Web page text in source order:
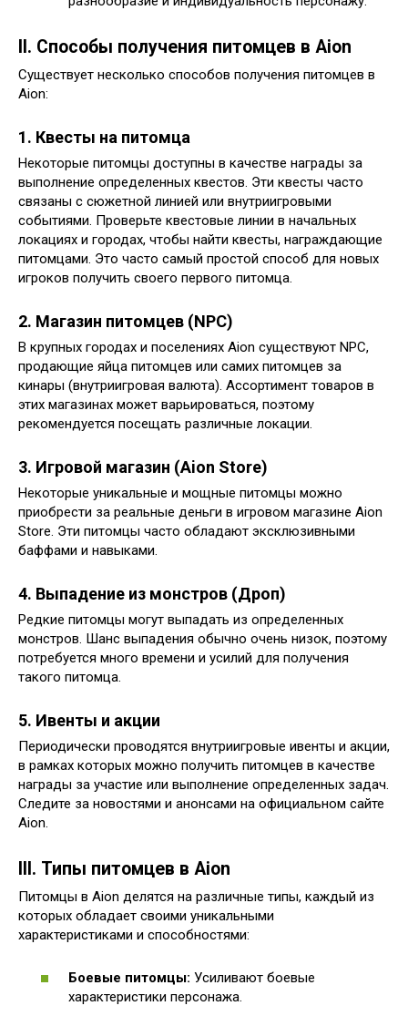
II. Способы получения питомцев в Aion
Существует несколько способов получения питомцев в
Aion:
1. Квесты на питомца
Некоторые питомцы доступны в качестве награды за
выполнение определенных квестов. Эти квесты часто
связаны с сюжетной линией или внутриигровыми
событиями. Проверьте квестовые линии в начальных
локациях и городах, чтобы найти квесты, награждающие
питомцами. Это часто самый простой способ для новых
игроков получить своего первого питомца.
2. Магазин питомцев (NPC)
В крупных городах и поселениях Aion существуют NPC,
продающие яйца питомцев или самих питомцев за
кинары (внутриигровая валюта). Ассортимент товаров в
этих магазинах может варьироваться, поэтому
рекомендуется посещать различные локации.
3. Игровой магазин (Aion Store)
Некоторые уникальные и мощные питомцы можно
приобрести за реальные деньги в игровом магазине Aion
Store. Эти питомцы часто обладают эксклюзивными
баффами и навыками.
4. Выпадение из монстров (Дроп)
Редкие питомцы могут выпадать из определенных
монстров. Шанс выпадения обычно очень низок, поэтому
потребуется много времени и усилий для получения
такого питомца.
5. Ивенты и акции
Периодически проводятся внутриигровые ивенты и акции,
в рамках которых можно получить питомцев в качестве
награды за участие или выполнение определенных задач.
Следите за новостями и анонсами на официальном сайте
Aion.
III. Типы питомцев в Aion
Питомцы в Aion делятся на различные типы, каждый из
которых обладает своими уникальными
характеристиками и способностями:
Боевые питомцы: Усиливают боевые
характеристики персонажа.